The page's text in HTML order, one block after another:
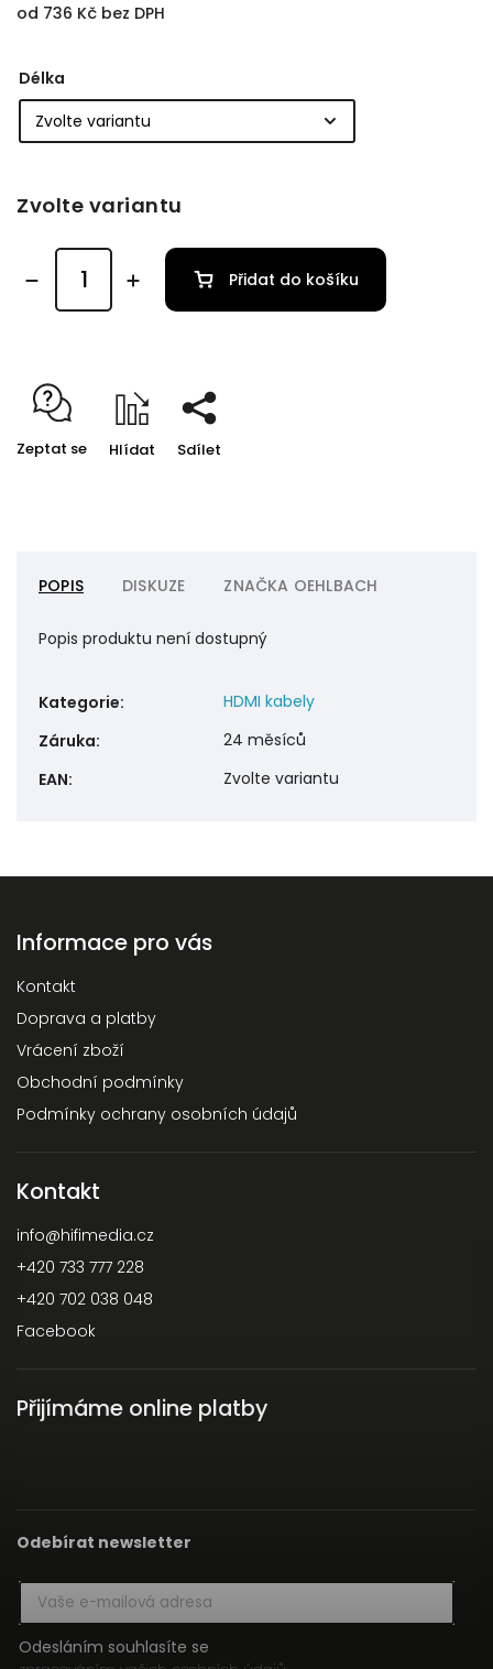
od 736 Kč bez DPH
Délka
Zvolte variantu
Přidat do košíku
Zeptat se Hlídat Sdílet
POPIS DISKUZE ZNAČKA OEHLBACH
Popis produktu není dostupný
Kategorie:
HDMI kabely
Záruka:
24 měsíců
EAN: Zvolte variantu
Informace pro vás
Kontakt
Doprava a platby
Vrácení zboží
Obchodní podmínky
Podmínky ochrany osobních údajů
Kontakt
info@hifimedia.cz
+420 733 777 228
+420 702 038 048
Facebook
Přijímáme online platby
Odebírat newsletter
Odesláním souhlasíte se